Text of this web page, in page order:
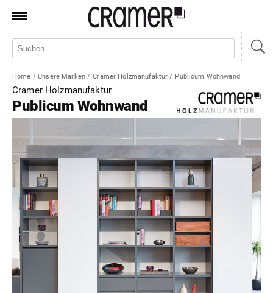
Produkte
Manufaktur
Aktionen
News
Sale
Standorte
Service
Jobs
Shop
Home / Unsere Marken / Cramer Holzmanufaktur / Publicum Wohnwand
Cramer Holzmanufaktur
Publicum Wohnwand